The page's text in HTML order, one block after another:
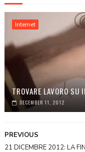
Internet
TROVARE LAVORO SU
DECEMBER 11, 2012
PREVIOUS
21 DICEMBRE 2012: LA